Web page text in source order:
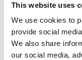
This website uses
We use cookies to
provide social
We also share
our social media,
Produkts entspricht
das
betrachtet werden.
Komponenten und
ihre Klimabelastung